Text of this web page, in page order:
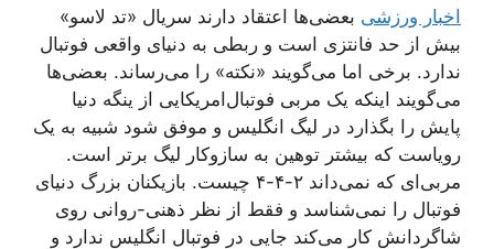
اخبار ورزشی بعضی‌ها اعتقاد دارند سریال «تد لاسو»
بیش از حد فانتزی است و ربطی به دنیای واقعی فوتبال
ندارد. برخی اما می‌گویند «نکته» را می‌رساند. بعضی‌ها
می‌گویند اینکه یک مربی فوتبال‌امریکایی از ینگه‌ دنیا
پایش را بگذارد در لیگ انگلیس و موفق شود شبیه به یک
رویاست که بیشتر توهین به سازوکار لیگ برتر است.
مربی‌ای که نمی‌داند ۲-۴-۴ چیست. بازیکنان بزرگ دنیای
فوتبال را نمی‌شناسد و فقط از نظر ذهنی-روانی روی
شاگردانش کار می‌کند جایی در فوتبال انگلیس ندارد و